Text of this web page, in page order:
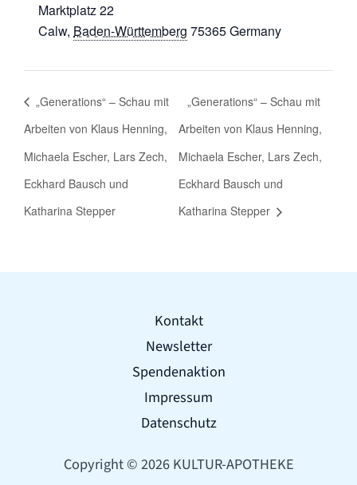
Marktplatz 22
Calw, Baden-Württemberg 75365Germany
„Generations“ – Schau mit
Arbeiten von Klaus Henning,
Michaela Escher, Lars Zech,
Eckhard Bausch und
Katharina Stepper
„Generations“ – Schau mit
Arbeiten von Klaus Henning,
Michaela Escher, Lars Zech,
Eckhard Bausch und
Katharina Stepper
Kontakt
Newsletter
Spendenaktion
Impressum
Datenschutz
Copyright © 2026 KULTUR-APOTHEKE